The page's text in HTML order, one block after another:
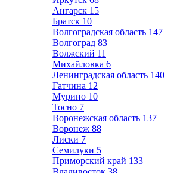
Ангарск 15
Братск 10
Волгоградская область 147
Волгоград 83
Волжский 11
Михайловка 6
Ленинградская область 140
Гатчина 12
Мурино 10
Тосно 7
Воронежская область 137
Воронеж 88
Лиски 7
Семилуки 5
Приморский край 133